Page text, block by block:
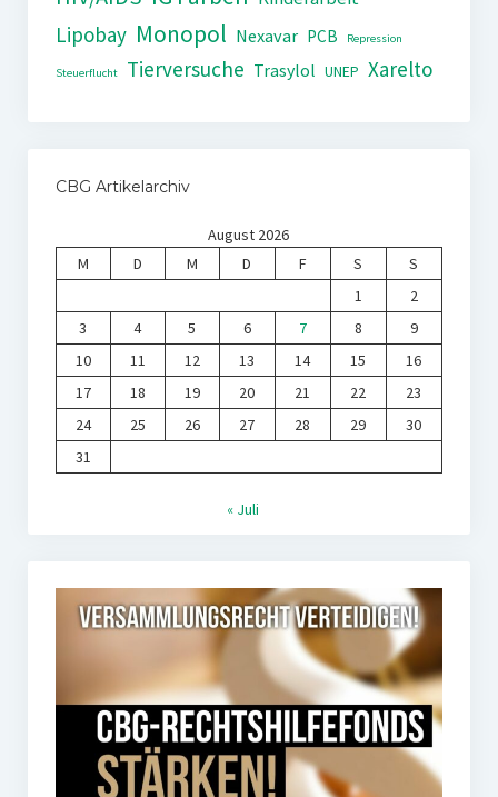
Lipobay Monopol Nexavar PCB Repression
Steuerflucht Tierversuche Trasylol UNEP Xarelto
CBG Artikelarchiv
August 2026
M
D M D F S
S
1
2
3
4 5 6 7 8
9
10
11 12 13 14 15
16
17
18 19 20 21 22
23
24
25 26 27 28 29
30
31
« Juli